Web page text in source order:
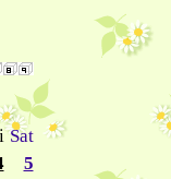
Sat
5